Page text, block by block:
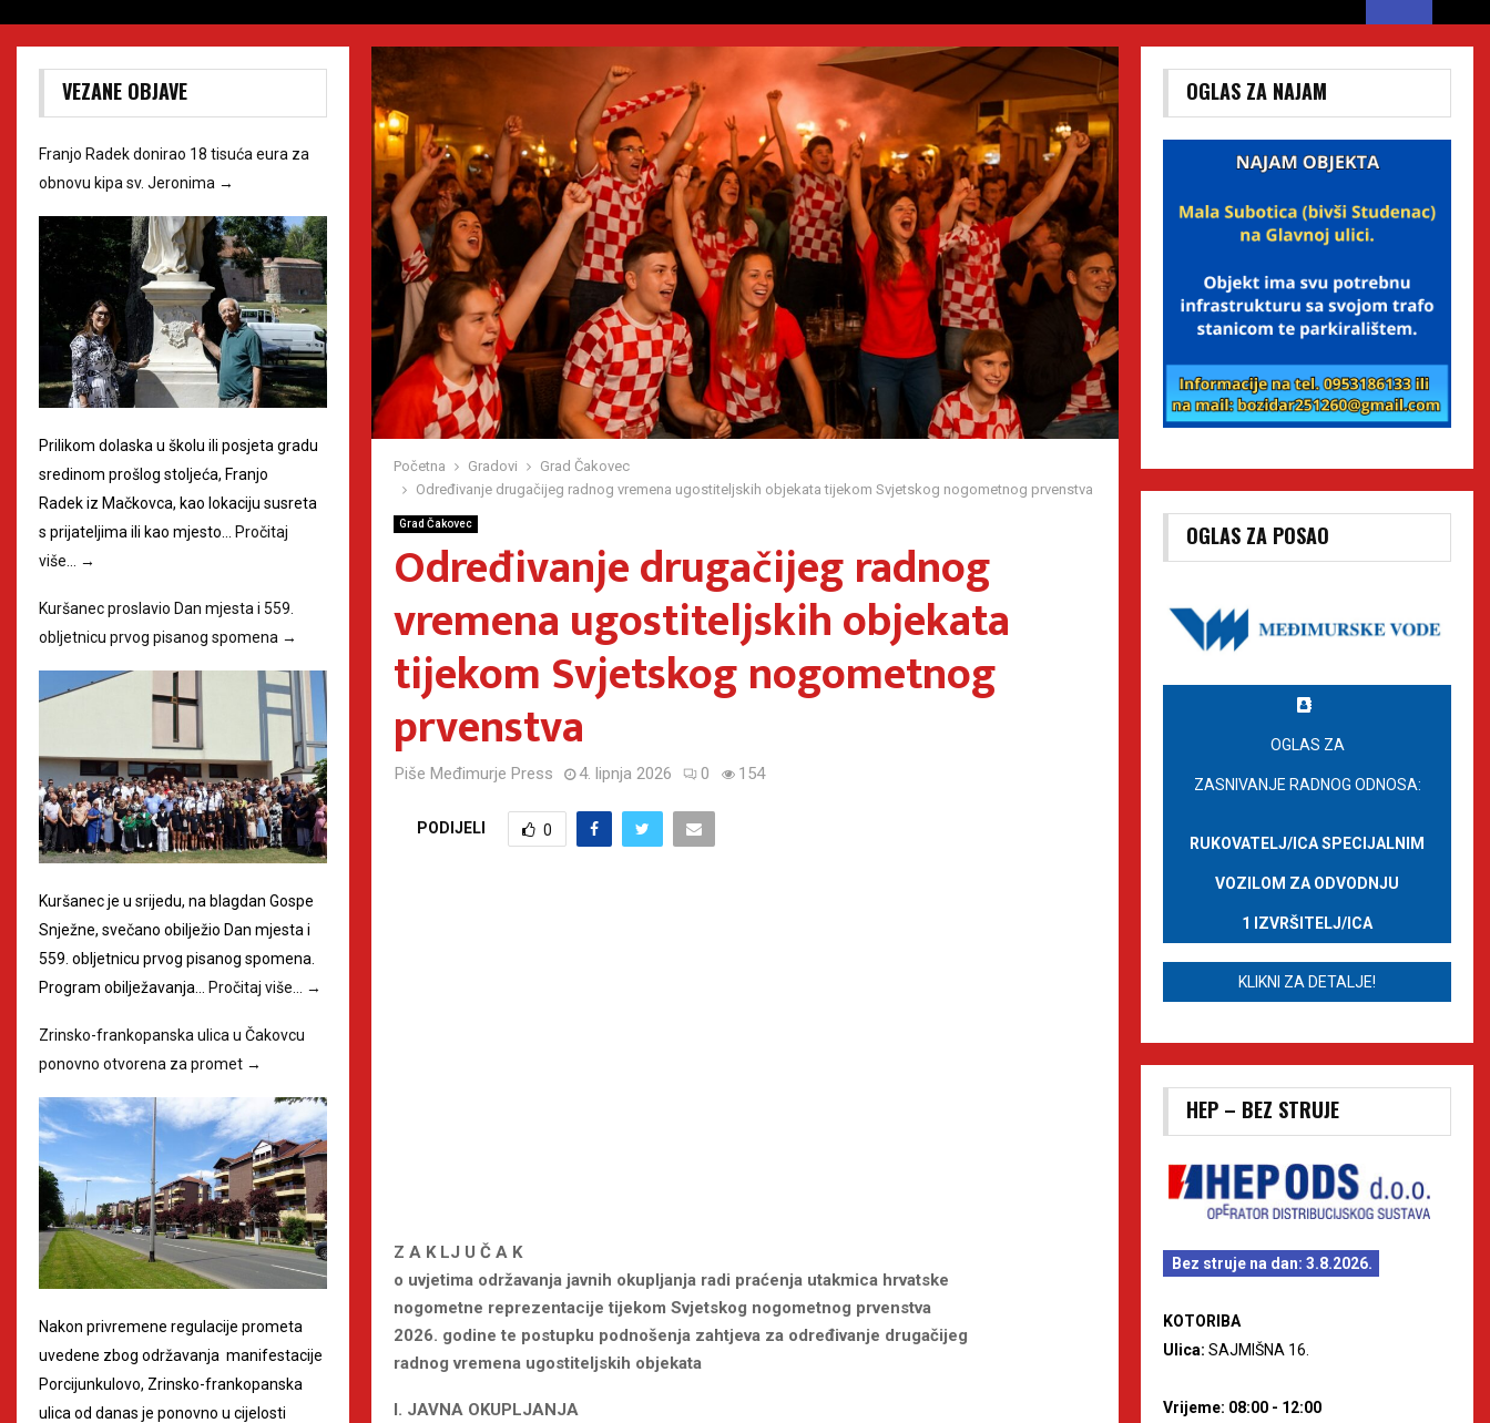
Početna Gradovi
Grad Čakovec
Određivanje drugačijeg radnog vremena ugostiteljskih objekata tijekom Svjetskog nogometnog prvenstva
Grad Čakovec
Određivanje drugačijeg radnog
vremena ugostiteljskih objekata
tijekom Svjetskog nogometnog
prvenstva
Piše Međimurje Press 4. lipnja 2026 0 154
PODIJELI 0
Z A K LJ U Č A K
o uvjetima održavanja javnih okupljanja radi praćenja utakmica hrvatske
nogometne reprezentacije tijekom Svjetskog nogometnog prvenstva
2026. godine te postupku podnošenja zahtjeva za određivanje drugačijeg
radnog vremena ugostiteljskih objekata
I. JAVNA OKUPLJANJA
VEZANE OBJAVE
Franjo Radek donirao 18 tisuća eura za
obnovu kipa sv. Jeronima →
Prilikom dolaska u školu ili posjeta gradu
sredinom prošlog stoljeća, Franjo
Radek iz Mačkovca, kao lokaciju susreta
s prijateljima ili kao mjesto… Pročitaj
više… →
Kuršanec proslavio Dan mjesta i 559.
obljetnicu prvog pisanog spomena →
Kuršanec je u srijedu, na blagdan Gospe
Snježne, svečano obilježio Dan mjesta i
559. obljetnicu prvog pisanog spomena.
Program obilježavanja…
Pročitaj više… →
Zrinsko-frankopanska ulica u Čakovcu
ponovno otvorena za promet →
Nakon privremene regulacije prometa
uvedene zbog održavanja manifestacije
Porcijunkulovo, Zrinsko-frankopanska
ulica od danas je ponovno u cijelosti
OGLAS ZA NAJAM
OGLAS ZA POSAO
OGLAS ZA
ZASNIVANJE RADNOG ODNOSA:
RUKOVATELJ/ICA SPECIJALNIM
VOZILOM ZA ODVODNJU
1 IZVRŠITELJ/ICA
KLIKNI ZA DETALJE!
HEP – BEZ STRUJE
Bez struje na dan: 3.8.2026.
KOTORIBA
Ulica: SAJMIŠNA 16.
Vrijeme: 08:00 - 12:00